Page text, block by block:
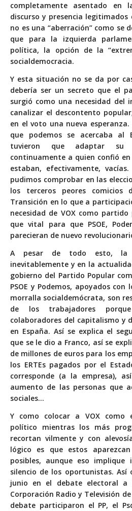
completamente asentado
discurso y presencia
no es una “aberración” como se
que para la izquierda
política, la opción de la
socialdemocracia.
Y esta situación no se da por
debería ser un secreto que el
surgió como una necesidad del
canalizar el descontento
en el voto una nueva
que podemos se acercaba al
tuvieron que adaptar su
continuamente a quien confió
estaban, efectivamente,
pudimos comprobar en las
los terceros peores comicios
Transición en lo que a
necesidad de VOX como
que vital para que PSOE,
parecieran de nuevo
A pesar de todo esto, la
inevitablemente y en la
gobierno del Partido Popular
PSOE y Podemos, apoyados
morralla socialdemócrata, son
de los trabajadores
colaboradores del capitalismo y
en España. Así se explica el
que se le dio a Franco, así se
de millones de euros para los
los ERTEs pagados por el
corresponde (a la empresa),
aumento de las personas que
sociales…
Y como colocar a VOX como
político mientras los más
recortan vilmente y con
lógico es que estos
posibles, aunque eso
silencio de los oportunistas. Así
junio en el debate electoral a
Corporación Radio y Televisión de
debate participaron el PP, el